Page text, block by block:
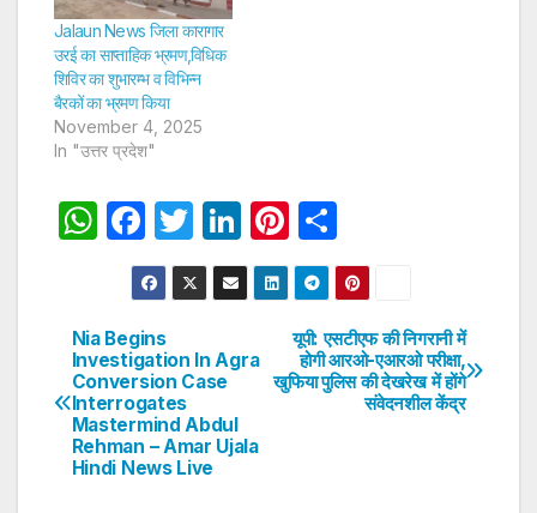
Jalaun News जिला कारागार
उरई का साप्ताहिक भ्रमण,विधिक
शिविर का शुभारम्भ व विभिन्न
बैरकों का भ्रमण किया
November 4, 2025
In "उत्तर प्रदेश"
W
s
A
p
p
F
a
c
e
b
o
o
k
T
w
itt
Li
n
k
dI
Pi
nt
er
e
st
h
ar
e
Post
navigation
यूपी: एसटीएफ की निगरानी में
होगी आरओ-एआरओ परीक्षा,
खुफिया पुलिस की देखरेख में होंगे
संवेदनशील केंद्र
Nia Begins
Investigation In Agra
Conversion Case
Interrogates
Mastermind Abdul
Rehman – Amar Ujala
Hindi News Live